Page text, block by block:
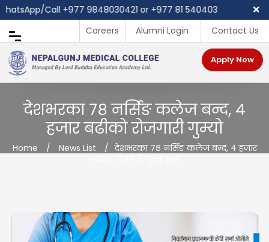
Call ‪+977 9848030421 or +977 81 540403
Careers
Alumni Login Contact Us
Apply Now
देशभरका ७८ नर्सिङ कलेज बन्द, ४
हजार बढीको रोजगारी गुम्यो
Home / News List / देशभरका ७८ नर्सिङ कलेज बन्द, ४ हजार